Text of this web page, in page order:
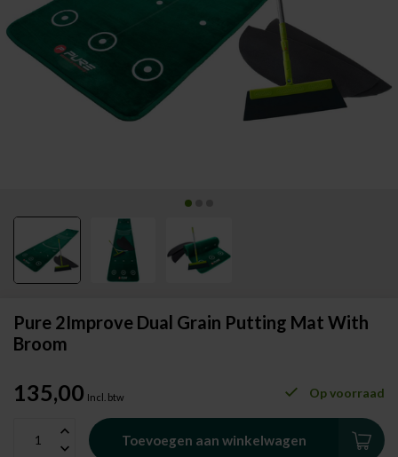
Pure 2Improve Dual Grain Putting Mat With
Broom
135,00 Incl. btw Op voorraad
Toevoegen aan winkelwagen